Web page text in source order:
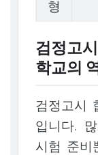
형
검정고
학교의
검정고시
입니다.
시험 준비